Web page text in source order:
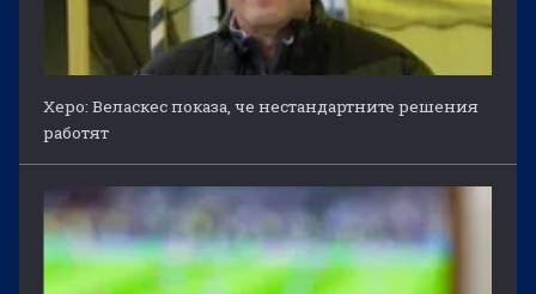
Херо: Веласкес показа, че нестандартните решения
работят